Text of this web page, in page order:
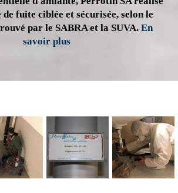
fuite ciblée et sécurisée, selon le
par le SABRA et la SUVA. En
savoir plus